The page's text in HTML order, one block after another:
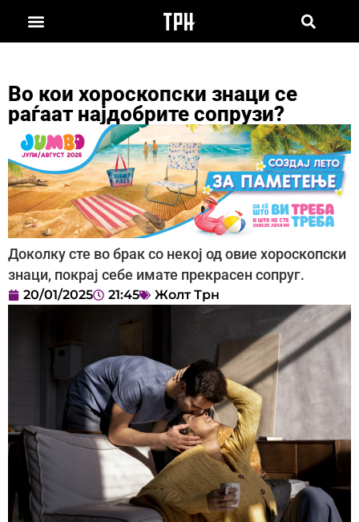
Во кои хороскопски знаци се
раѓаат најдобрите сопрузи?
Доколку сте во брак со некој од овие хороскопски
знаци, покрај себе имате прекрасен сопруг.
20/01/2025 21:45 Жолт Трн